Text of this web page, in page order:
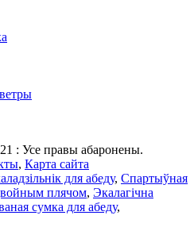
: Усе правы абаронены.
, Карта сайта
для абеду, Спартыўная
плячом, Экалагічна
сумка для абеду,